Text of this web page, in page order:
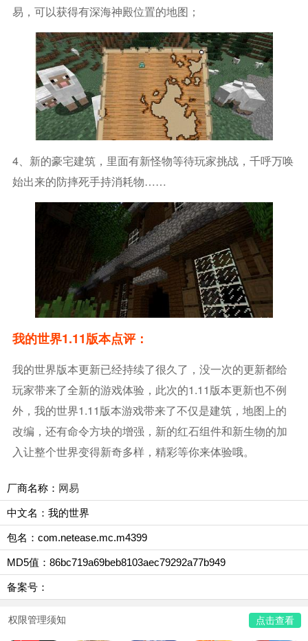
易，可以获得有深海神殿位置的地图；
4、新的豪宅建筑，里面有新怪物等待玩家挑战，千呼万唤
始出来的防摔死手持消耗物……
我的世界1.11版本点评：
我的世界版本更新已经持续了很久了，没一次的更新都给
玩家带来了全新的游戏体验，此次的1.11版本更新也不例
外，我的世界1.11版本游戏带来了不仅是建筑，地图上的
改编，还有命令方块的增强，新的红石组件和新生物的加
入让整个世界变得新奇多样，精彩等你来体验哦。
厂商名称： 网易
中文名：我的世界
包名：com.netease.mc.m4399
MD5值：86bc719a69beb8103aec79292a77b949
备案号：
权限管理须知 点击查看